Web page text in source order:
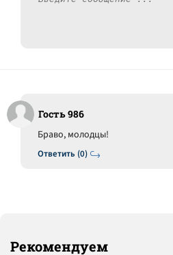
Гость 986
Ответить (0)
Браво, молодцы!
Рекомендуем